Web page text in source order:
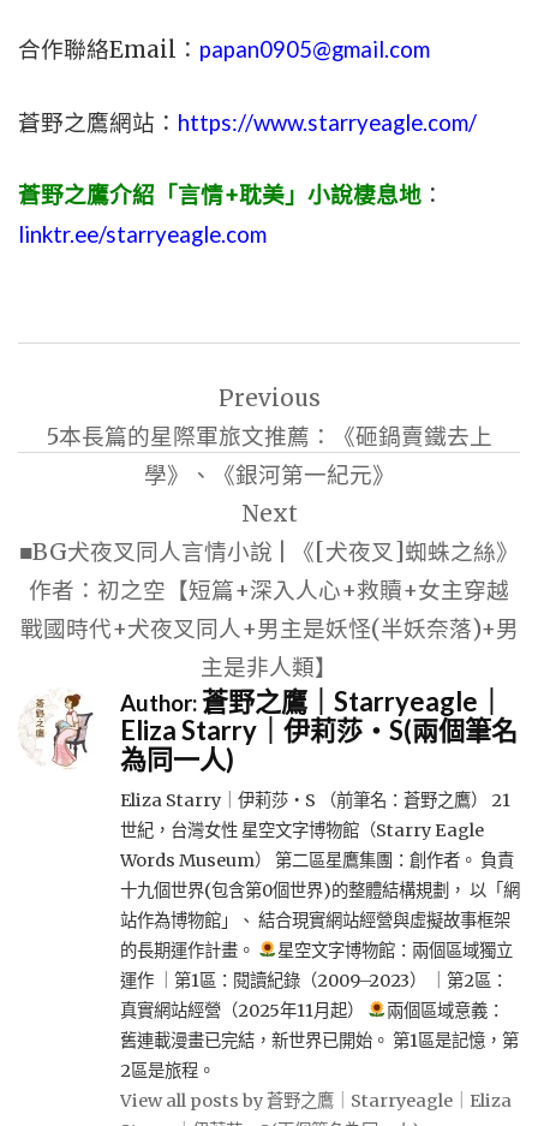
合作聯絡Email： papan0905@gmail.com
蒼野之鷹網站： https://www.starryeagle.com/
蒼野之鷹介紹「言情+耽美」小說棲息地 ：
linktr.ee/starryeagle.com
導
Previous
5本長篇的星際軍旅文推薦：《砸鍋賣鐵去上
學》、《銀河第一紀元》
Next
■BG犬夜叉同人言情小說 | 《[犬夜叉]蜘蛛之絲》
作者：初之空【短篇+深入人心+救贖+女主穿越
戰國時代+犬夜叉同人+男主是妖怪(半妖奈落)+男
主是非人類】
Author:蒼野之鷹｜Starryeagle｜
Eliza Starry｜伊莉莎・S(兩個筆名
為同一人)
Eliza Starry｜伊莉莎・S （前筆名：蒼野之鷹） 21
世紀，台灣女性 星空文字博物館（Starry Eagle
Words Museum） 第二區星鷹集團：創作者。 負責
十九個世界(包含第0個世界)的整體結構規劃， 以「網
站作為博物館」、 結合現實網站經營與虛擬故事框架
的長期運作計畫。
星空文字博物館：兩個區域獨立
運作 ｜第1區：閱讀紀錄（2009–2023） ｜第2區：
真實網站經營（2025年11月起）
兩個區域意義：
舊連載漫畫已完結，新世界已開始。 第1區是記憶，第
2區是旅程。
View all posts by 蒼野之鷹｜Starryeagle｜Eliza